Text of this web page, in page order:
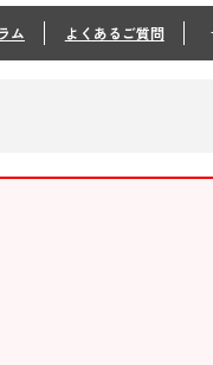
ム よくあるご質問